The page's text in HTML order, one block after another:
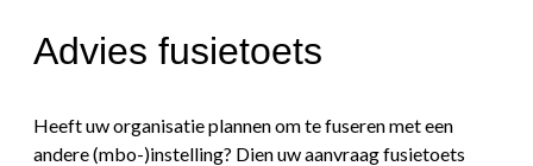
Advies fusietoets
Heeft uw organisatie plannen om te fuseren met een
andere (mbo-)instelling? Dien uw aanvraag fusietoets